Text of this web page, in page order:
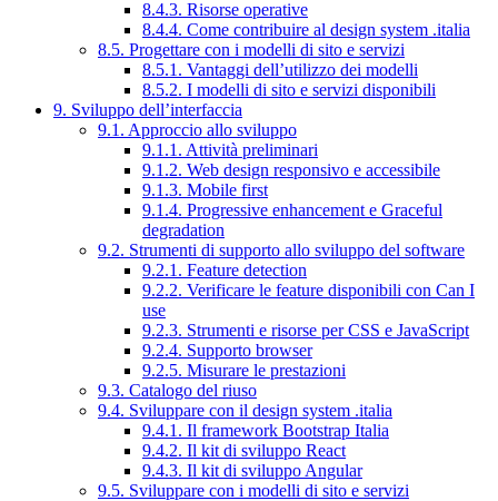
8.4.3. Risorse operative
8.4.4. Come contribuire al design system .italia
8.5. Progettare con i modelli di sito e servizi
8.5.1. Vantaggi dell’utilizzo dei modelli
8.5.2. I modelli di sito e servizi disponibili
9. Sviluppo dell’interfaccia
9.1. Approccio allo sviluppo
9.1.1. Attività preliminari
9.1.2. Web design responsivo e accessibile
9.1.3. Mobile first
9.1.4. Progressive enhancement e Graceful
degradation
9.2. Strumenti di supporto allo sviluppo del software
9.2.1. Feature detection
9.2.2. Verificare le feature disponibili con Can I
use
9.2.3. Strumenti e risorse per CSS e JavaScript
9.2.4. Supporto browser
9.2.5. Misurare le prestazioni
9.3. Catalogo del riuso
9.4. Sviluppare con il design system .italia
9.4.1. Il framework Bootstrap Italia
9.4.2. Il kit di sviluppo React
9.4.3. Il kit di sviluppo Angular
9.5. Sviluppare con i modelli di sito e servizi